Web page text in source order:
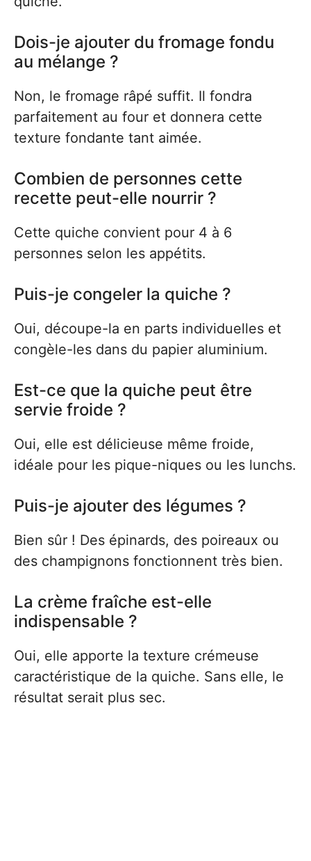
Dois-je ajouter du fromage fondu
au mélange ?
Non, le fromage râpé suffit. Il fondra
parfaitement au four et donnera cette
texture fondante tant aimée.
Combien de personnes cette
recette peut-elle nourrir ?
Cette quiche convient pour 4 à 6
personnes selon les appétits.
Puis-je congeler la quiche ?
Oui, découpe-la en parts individuelles et
congèle-les dans du papier aluminium.
Est-ce que la quiche peut être
servie froide ?
Oui, elle est délicieuse même froide,
idéale pour les pique-niques ou les lunchs.
Puis-je ajouter des légumes ?
Bien sûr ! Des épinards, des poireaux ou
des champignons fonctionnent très bien.
La crème fraîche est-elle
indispensable ?
Oui, elle apporte la texture crémeuse
caractéristique de la quiche. Sans elle, le
résultat serait plus sec.